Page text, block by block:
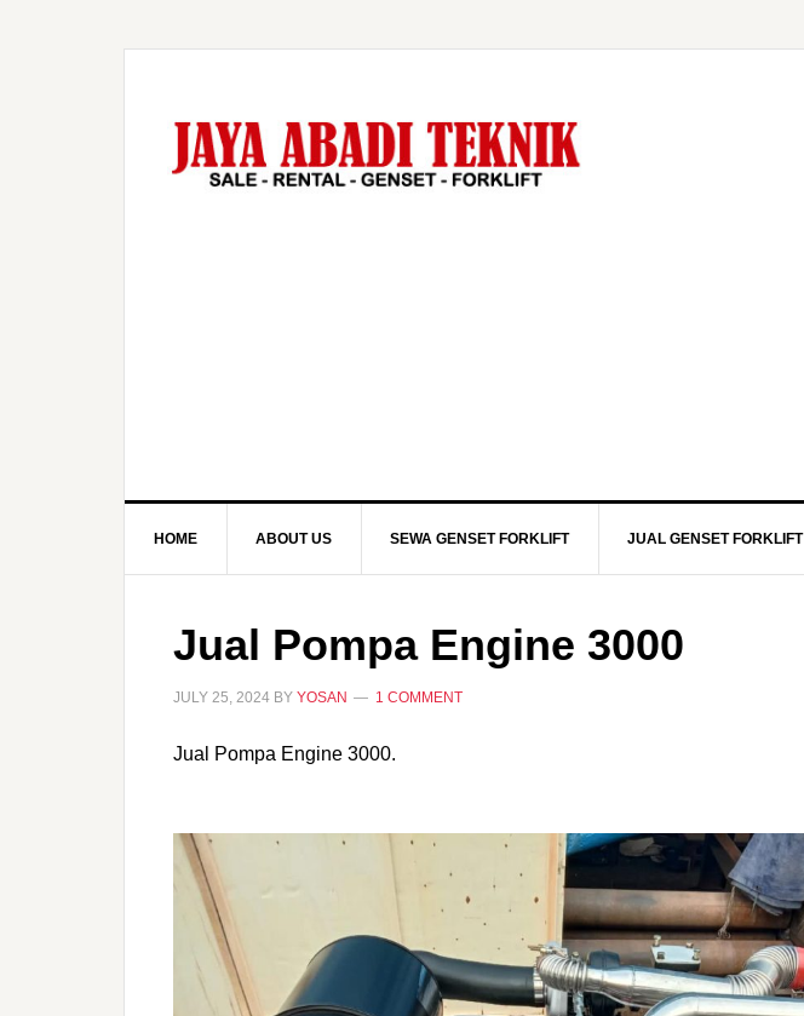
HOME ABOUT US SEWA GENSET FORKLIFT JUAL GENSET FORKLIFT
Jual Pompa Engine 3000
JULY 25, 2024 BY YOSAN 1 COMMENT
Jual Pompa Engine 3000.